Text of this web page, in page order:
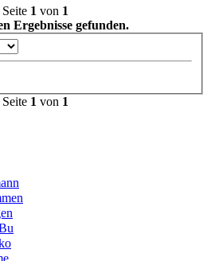
1 von 1
Ergebnisse gefunden.
1 von 1